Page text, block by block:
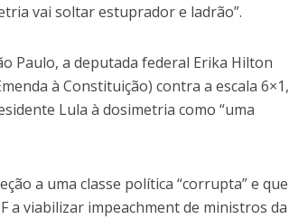
vai soltar estuprador e ladrão”.
Paulo, a deputada federal Erika Hilton
à Constituição) contra a escala 6×1,
Lula à dosimetria como “uma
a uma classe política “corrupta” e que
a viabilizar impeachment de ministros da